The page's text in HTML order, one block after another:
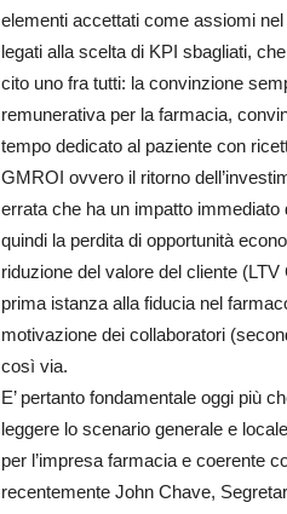
elementi accettati come assiomi
legati alla scelta di KPI sbagliati,
cito uno fra tutti: la convinzione
remunerativa per la farmacia,
tempo dedicato al paziente con
GMROI ovvero il ritorno
errata che ha un impatto
quindi la perdita di opportunità
riduzione del valore del cliente
prima istanza alla fiducia nel
motivazione dei collaboratori
così via.
E’ pertanto fondamentale oggi più
leggere lo scenario generale e
per l’impresa farmacia e coerente
recentemente John Chave,